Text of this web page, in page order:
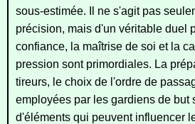
sous-estimée. Il ne s'agit pas
précision, mais d'un véritable duel
confiance, la maîtrise de soi et la
pression sont primordiales. La
tireurs, le choix de l'ordre de
employées par les gardiens de but
d'éléments qui peuvent influencer